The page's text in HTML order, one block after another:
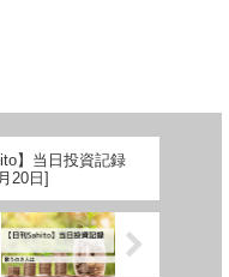
】当日投資記録
20日]